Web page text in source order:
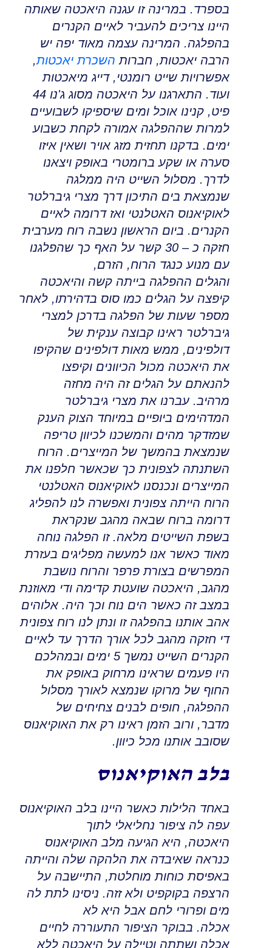
בספרד. במרינה זו עגנה היאכטה שאותה
היינו צריכים להעביר לאיים הקנרים
בהפלגה. המרינה עצמה מאוד יפה יש
הרבה יאכטות, חברות השכרת יאכטות,
אפשרויות שייט רומנטי, דייג מיאכטות
ועוד.
התארגנו על היאכטה מסוג ג'נו 44
פיט, קנינו אוכל ומים שיספיקו לשבועיים
למרות שההפלגה אמורה לקחת כשבוע
ימים. בדקנו תחזית מזג אויר ושאין איזו
סערה או שקע ברומטרי באופק ויצאנו
לדרך. מסלול השייט היה ממלגה
שנמצאת בים התיכון דרך מצרי גיברלטר
לאוקיאנוס האטלנטי ואז דרומה לאיים
הקנרים. ביום הראשון נשבה רוח מערבית
חזקה כ – 30 קשר על האף כך שהפלגנו
עם מנוע כנגד הרוח, הזרם,
והגלים ההפלגה בייתה קשה והיאכטה
קיפצה על הגלים כמו סוס בדהירתו, לאחר
מספר שעות של הפלגה בדרכן למצרי
גיברלטר ראינו קבוצה ענקית של
דולפינים, ממש מאות דולפינים שהקיפו
את היאכטה מכול הכיוונים וקיפצו
להנאתם על הגלים זה היה מחזה
מרהיב. עברנו את מצרי גיברלטר
המדהימים ביופיים במיוחד הצוק הענק
שמזדקר מהים והמשכנו לכיוון טריפה
שנמצאת בהמשך של המייצרים. הרוח
השתנתה לצפונית כך שכאשר חלפנו את
המייצרים ונכנסנו לאוקיאנוס האטלנטי
הרוח הייתה צפונית ואפשרה לנו להפליג
דרומה ברוח שבאה מהגב שנקראת
בשפת השייטים מלאה. זו הפלגה נוחה
מאוד כאשר אנו למעשה מפליגים בעזרת
המפרשים בצורת פרפר והרוח נושבת
מהגב, היאכטה שועטת קדימה ודי מאוזנת
במצב זה כאשר הים נוח וכך היה. אלוהים
אהב אותנו בהפלגה זו ונתן לנו רוח צפונית
די חזקה מהגב לכל אורך הדרך עד לאיים
הקנרים
השייט נמשך 5 ימים ובמהלכם
היו פעמים שראינו מרחוק באופק את
החוף של מרוקו שנמצא לאורך מסלול
ההפלגה, חופים לבנים צחיחים של
מדבר, ורוב הזמן ראינו רק את האוקיאנוס
שסובב אותנו מכל כיוון.
בלב האוקיאנוס
באחד הלילות כאשר היינו בלב האוקיאנוס
עפה לה ציפור נחליאלי לתוך
היאכטה, היא הגיעה מלב האוקיאנוס
כנראה שאיבדה את הלהקה שלה והייתה
באפיסת כוחות מוחלטת, התיישבה על
הרצפה בקוקפיט ולא זזה. ניסינו לתת לה
מים ופרורי לחם אבל היא לא
אכלה. בבוקר הציפור התעוררה לחיים
אכלה ושתתה וטיילה על היאכטה ללא